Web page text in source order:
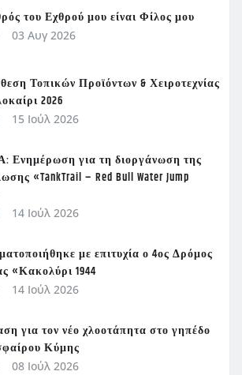
του Εχθρού μου είναι Φίλος μου
03 Αυγ 2026
Τοπικών Προϊόντων & Χειροτεχνίας
2026
15 Ιούλ 2026
για τη διοργάνωση της
«TankTrail – Red Bull Water Jump
14 Ιούλ 2026
με επιτυχία ο 4ος Δρόμος
«Κακολύρι 1944
14 Ιούλ 2026
για τον νέο χλοοτάπητα στο γηπέδο
Κύμης
08 Ιούλ 2026